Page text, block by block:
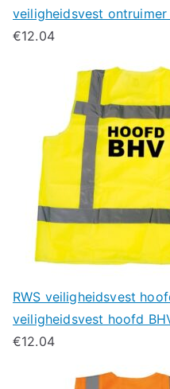
veiligheidsvest
€12.04
RWS veiligheidsvest
veiligheidsvest hoofd
€12.04